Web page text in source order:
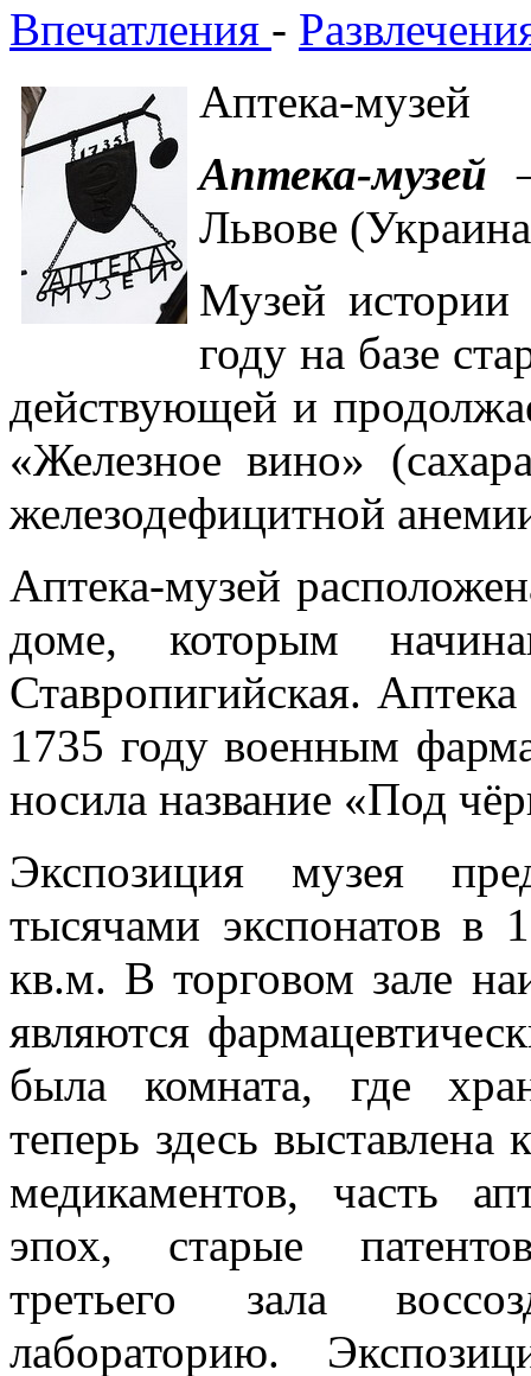
Впечатления -
Аптека-музей
Аптека-музей
Львове
Музей
году на базе
действующей и
«Железное вино»
железодефицитной
Аптека-музей
доме, которым
Ставропигийская.
1735 году военным
носила название «Под
Экспозиция музея
тысячами экспонатов
кв.м. В торговом зале
являются
была комната, где
теперь здесь
медикаментов, часть
эпох, старые
третьего зала
лабораторию.